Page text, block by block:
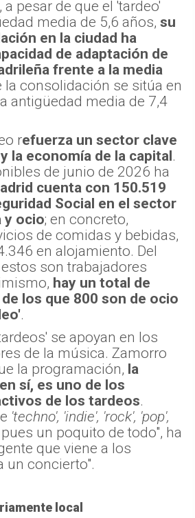
a pesar de que el 'tardeo'
media de 5,6 años, su
en la ciudad ha
de adaptación de
frente a la media
la consolidación se sitúa en
antigüedad media de 7,4
refuerza un sector clave
la economía de la capital.
de junio de 2026 ha
cuenta con 150.519
Social en el sector
y ocio; en concreto,
de comidas y bebidas,
en alojamiento. Del
son trabajadores
hay un total de
los que 800 son de ocio
.
se apoyan en los
de la música. Zamorro
la programación, la
sí, es uno de los
de los tardeos.
'techno', 'indie', 'rock', 'pop',
pues un poquito de todo", ha
que viene a los
un concierto".
local